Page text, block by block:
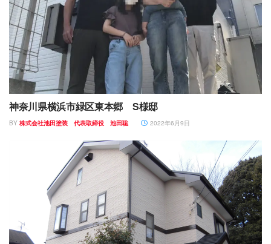
神奈川県横浜市緑区東本郷 S様邸
BY 株式会社池田塗装 代表取締役 池田聡 2022年6月9日